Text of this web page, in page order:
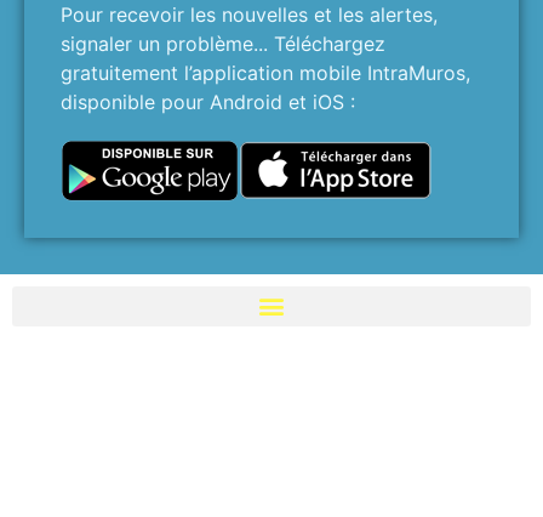
Pour recevoir les nouvelles et les alertes,
signaler un problème... Téléchargez
gratuitement l’application mobile IntraMuros,
disponible pour Android et iOS :